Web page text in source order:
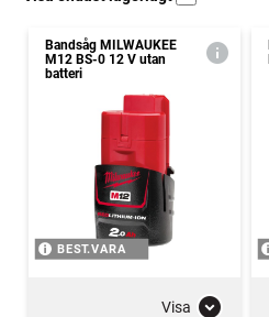
Bandsåg MILWAUKEE
M12 BS-0 12 V utan
batteri
BEST.VARA
Visa